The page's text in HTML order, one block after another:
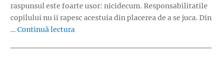
raspunsul este foarte usor: nicidecum. Responsabilitatile
copilului nu ii rapesc acestuia din placerea de a se juca. Din
… Continuă lectura